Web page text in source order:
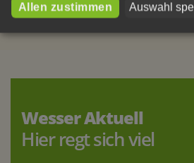
Vorherige
Wesser Aktuell
Hier regt sich viel
Allen zustimmen Auswahl